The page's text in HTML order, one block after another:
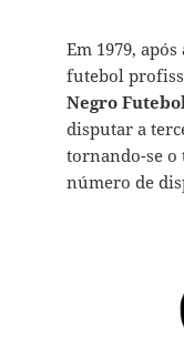
Em 1979,
futebol
Negro
disputar a
tornando-se o
número de